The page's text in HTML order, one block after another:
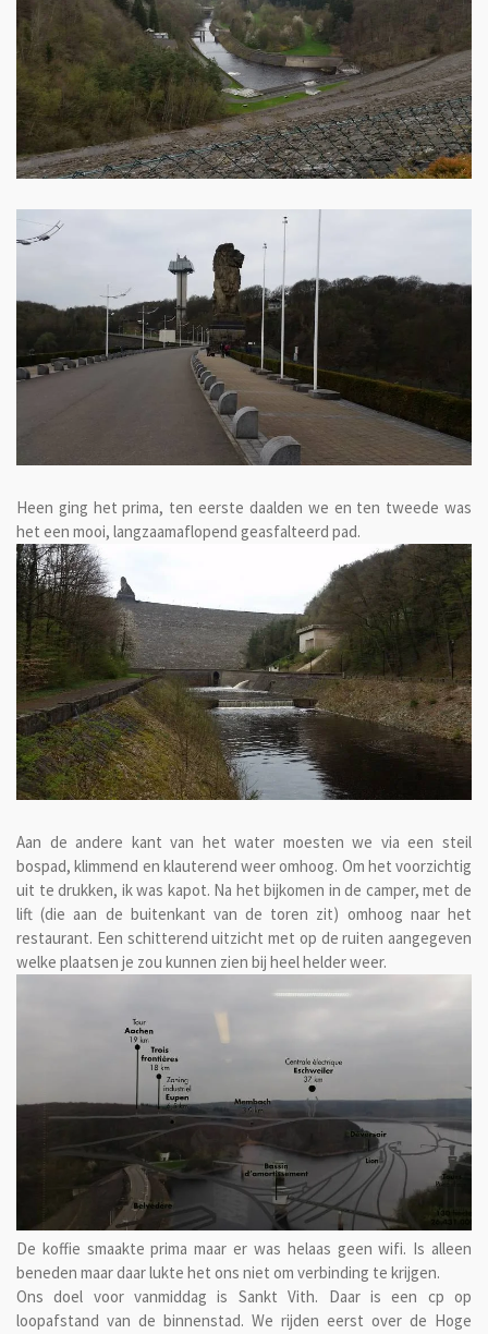
Heen ging het prima, ten eerste daalden we en ten tweede was
het een mooi, langzaamaflopend geasfalteerd pad.
Aan de andere kant van het water moesten we via een steil
bospad, klimmend en klauterend weer omhoog. Om het voorzichtig
uit te drukken, ik was kapot. Na het bijkomen in de camper, met de
lift (die aan de buitenkant van de toren zit) omhoog naar het
restaurant. Een schitterend uitzicht met op de ruiten aangegeven
welke plaatsen je zou kunnen zien bij heel helder weer.
De koffie smaakte prima maar er was helaas geen wifi. Is alleen
beneden maar daar lukte het ons niet om verbinding te krijgen.
Ons doel voor vanmiddag is Sankt Vith. Daar is een cp op
loopafstand van de binnenstad. We rijden eerst over de Hoge